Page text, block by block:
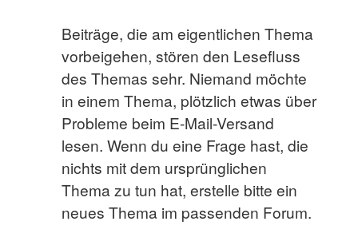
Beiträge, die am eigentlichen Thema
vorbeigehen, stören den Lesefluss
des Themas sehr. Niemand möchte
in einem Thema, plötzlich etwas über
Probleme beim E-Mail-Versand
lesen. Wenn du eine Frage hast, die
nichts mit dem ursprünglichen
Thema zu tun hat, erstelle bitte ein
neues Thema im passenden Forum.